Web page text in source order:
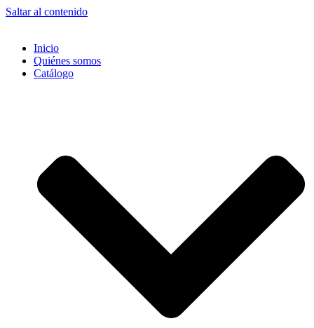
Saltar al contenido
Inicio
Quiénes somos
Catálogo